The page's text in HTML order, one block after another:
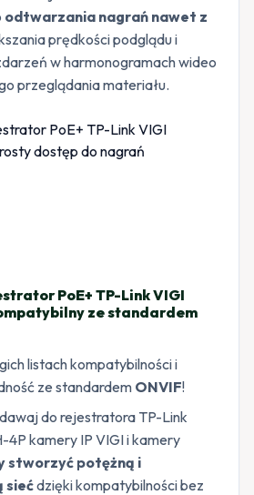
odtwarzania nagrań nawet z
prędkości podglądu i
w harmonogramach wideo
przeglądania materiału.
PoE+ TP-Link VIGI
ze standardem
listach kompatybilności i
ze standardem ONVIF!
do rejestratora TP-Link
4P kamery IP VIGI i kamery
stworzyć potężną i
siećdzięki kompatybilności bez